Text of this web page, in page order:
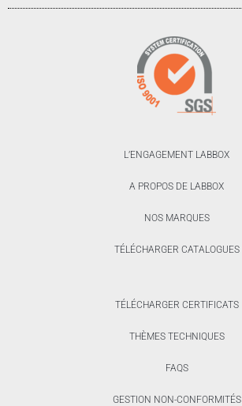
L’ENGAGEMENT LABBOX
A PROPOS DE LABBOX
NOS MARQUES
TÉLÉCHARGER CATALOGUES
TÉLÉCHARGER CERTIFICATS
THÈMES TECHNIQUES
FAQS
GESTION NON-CONFORMITÉS